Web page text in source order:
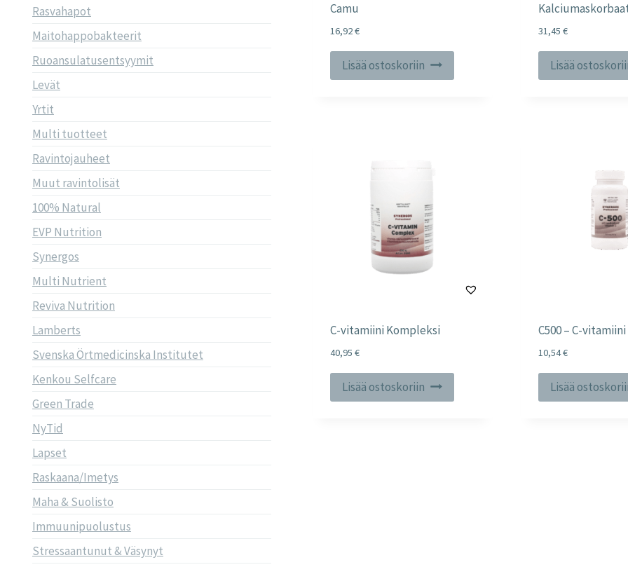
Camu
16,92€
Lisää ostoskoriin
31,45 €
Lisää
C-vitamiini Kompleksi
40,95 €
Lisää ostoskoriin
C500 – C-vitamiini
10,54€
Lisää
Rasvahapot
Maitohappobakteerit
Ruoansulatusentsyymit
Levät
Yrtit
Multi tuotteet
Ravintojauheet
Muut ravintolisät
100% Natural
EVP Nutrition
Synergos
Multi Nutrient
Reviva Nutrition
Lamberts
Svenska Örtmedicinska Institutet
Kenkou Selfcare
Green Trade
NyTid
Lapset
Raskaana/Imetys
Maha & Suolisto
Immuunipuolustus
Stressaantunut & Väsynyt